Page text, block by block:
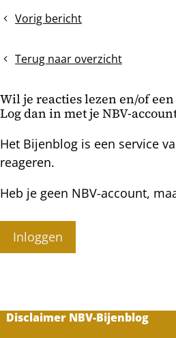
Vorig bericht
Wantsen
pissebedden
Terug naar overzicht
Wil je reacties lezen en/of
Log dan in met je NBV-
Het Bijenblog is een service
reageren.
Heb je geen NBV-account,
Inloggen
Disclaimer NBV-Bijenblog